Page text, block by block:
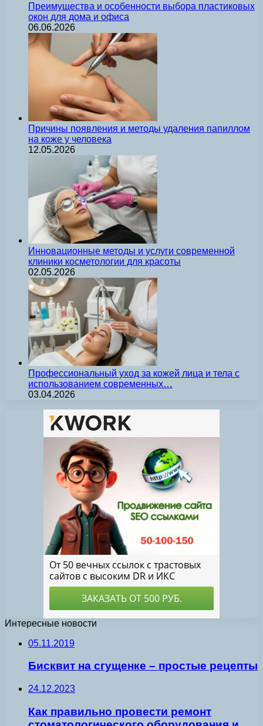
Преимущества и особенности выбора пластиковых
окон для дома и офиса
06.06.2026
Причины появления и методы удаления папиллом
на коже у человека
12.05.2026
Инновационные методы и услуги современной
клиники косметологии для красоты
02.05.2026
Профессиональный уход за кожей лица и тела с
использованием современных…
03.04.2026
Интересные новости
05.11.2019
Бисквит на сгущенке – простые рецепты
24.12.2023
Как правильно провести ремонт